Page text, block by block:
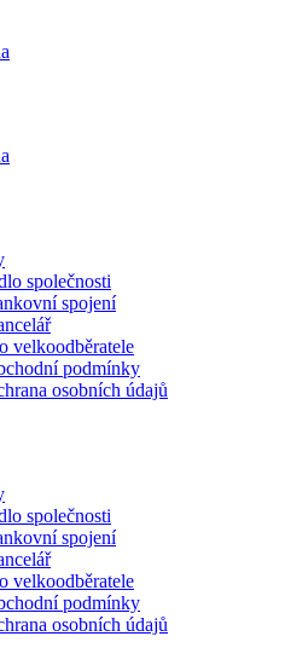
společnosti
spojení
velkoodběratele
podmínky
osobních údajů
společnosti
spojení
velkoodběratele
podmínky
osobních údajů